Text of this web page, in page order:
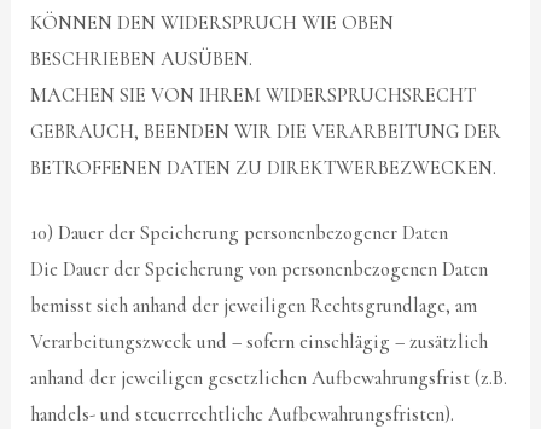
KÖNNEN DEN WIDERSPRUCH WIE OBEN
BESCHRIEBEN AUSÜBEN.
MACHEN SIE VON IHREM WIDERSPRUCHSRECHT
GEBRAUCH, BEENDEN WIR DIE VERARBEITUNG DER
BETROFFENEN DATEN ZU DIREKTWERBEZWECKEN.
10) Dauer der Speicherung personenbezogener Daten
Die Dauer der Speicherung von personenbezogenen Daten
bemisst sich anhand der jeweiligen Rechtsgrundlage, am
Verarbeitungszweck und – sofern einschlägig – zusätzlich
anhand der jeweiligen gesetzlichen Aufbewahrungsfrist (z.B.
handels- und steuerrechtliche Aufbewahrungsfristen).